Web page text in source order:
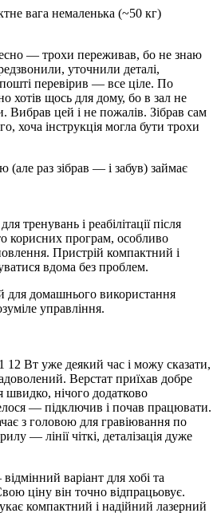
вага немаленька (~50 кг)
— трохи переживав, бо не знаю
уточнили деталі,
перевірив — все ціле. По
хотів щось для дому, бо в зал не
Вибрав цей і не пожалів. Зібрав сам
хоча інструкція могла бути трохи
(але раз зібрав — і забув) займає
тренувань і реабілітації після
корисних програм, особливо
Пристрій компактний і
вдома без проблем.
для домашнього використання
управління.
Вт уже деякий час і можу сказати,
Верстат приїхав добре
швидко, нічого додатково
— підключив і почав працювати.
з головою для гравіювання по
— лінії чіткі, деталізація дуже
варіант для хобі та
ціну він точно відпрацьовує.
компактний і надійний лазерний